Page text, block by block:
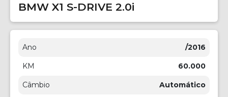
BMW X1 S-DRIVE 2.0i
Ano /2016
KM 60.000
Câmbio Automático